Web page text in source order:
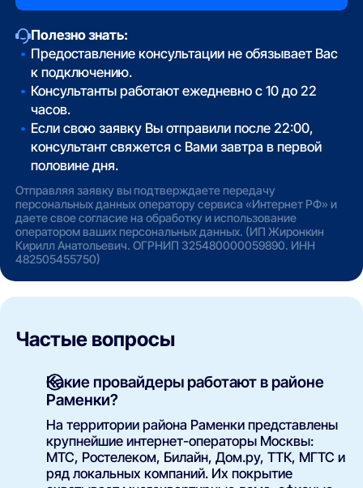
Полезно знать:
Предоставление консультации не обязывает Вас
к подключению.
Консультанты работают ежедневно с 10 до 22
часов.
Если свою заявку Вы отправили после 22:00,
консультант свяжется с Вами завтра в первой
половине дня.
Отправляя заявку вы подтверждаете передачу
персональных данных оператору сервиса «Интернет РФ» и
даете свое согласие на обработку и использование
оператором ваших персональных данных. (ИП Жиронкин
Кирилл Анатольевич. ОГРНИП 325480000059890. ИНН
482505455750)
Частые вопросы
Какие провайдеры работают в районе
Раменки?
На территории района Раменки представлены
крупнейшие интернет-операторы Москвы:
МТС, Ростелеком, Билайн, Дом.ру, ТТК, МГТС и
ряд локальных компаний. Их покрытие